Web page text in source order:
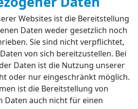
Websites ist die Bereitstellung
Daten weder gesetzlich noch
Sie sind nicht verpflichtet,
von sich bereitzustellen. Bei
Daten ist die Nutzung unserer
oder nur eingeschränkt möglich.
ist die Bereitstellung von
Daten auch nicht für einen